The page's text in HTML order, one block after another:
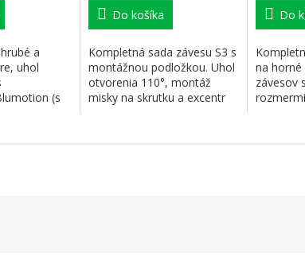
a
uhol
(s
Do košíka
Kompletná sada závesu S3 s
montážnou podložkou. Uhol
otvorenia 110°, montáž
misky na skrutku a excentr
Do
na horné
závesov